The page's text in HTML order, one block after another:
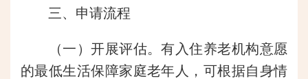
三、申请流程
（一）开展评估。有入住养老机构意愿
的最低生活保障家庭老年人，可根据自身情